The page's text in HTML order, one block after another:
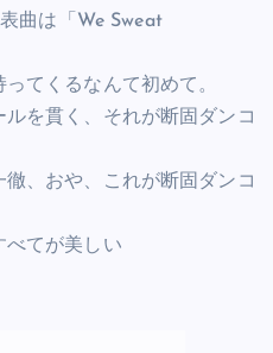
曲は「We Sweat
てくるなんて初めて。
を貫く、それが断固ダンコ
、おや、これが断固ダンコ
べてが美しい